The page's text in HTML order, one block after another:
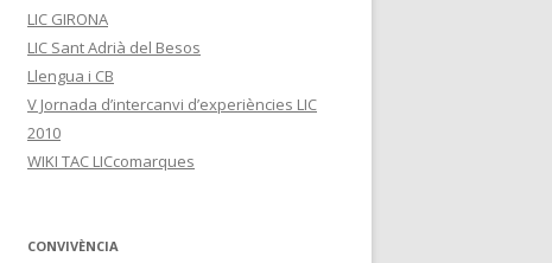
LIC GIRONA
LIC Sant Adrià del Besos
Llengua i CB
V Jornada d’intercanvi d’experiències LIC
2010
WIKI TAC LICcomarques
CONVIVÈNCIA